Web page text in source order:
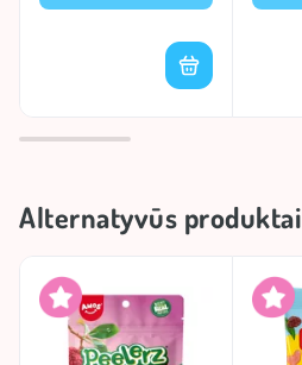
Alternatyvūs produktai